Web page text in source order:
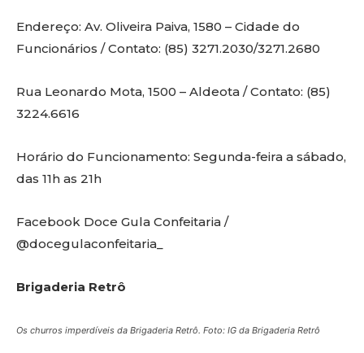
Endereço: Av. Oliveira Paiva, 1580 – Cidade do
Funcionários / Contato: (85) 3271.2030/3271.2680
Rua Leonardo Mota, 1500 – Aldeota / Contato: (85)
3224.6616
Horário do Funcionamento: Segunda-feira a sábado,
das 11h as 21h
Facebook Doce Gula Confeitaria /
@docegulaconfeitaria_
Brigaderia Retrô
Os churros imperdíveis da Brigaderia Retrô. Foto: IG da Brigaderia Retrô